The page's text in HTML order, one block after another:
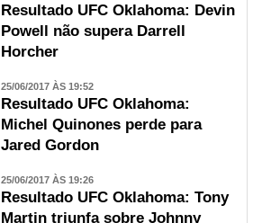
Resultado UFC Oklahoma: Devin
Powell não supera Darrell
Horcher
25/06/2017 ÀS 19:52
Resultado UFC Oklahoma:
Michel Quinones perde para
Jared Gordon
25/06/2017 ÀS 19:26
Resultado UFC Oklahoma: Tony
Martin triunfa sobre Johnny